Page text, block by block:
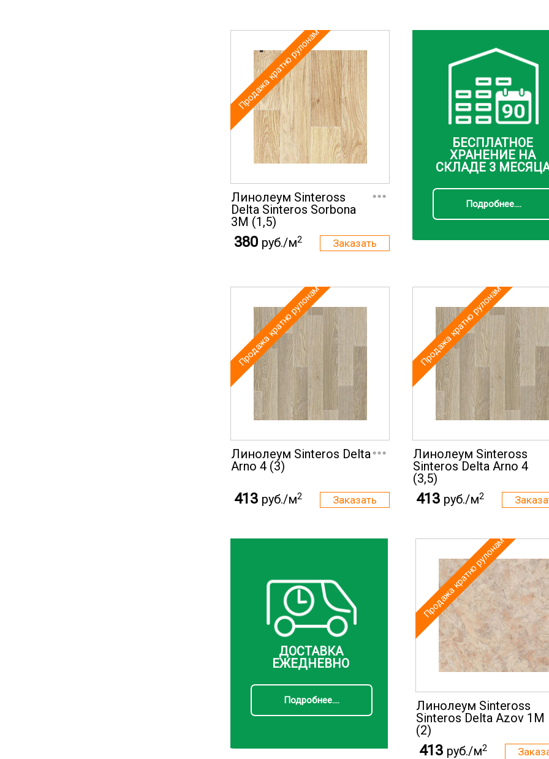
Продажа кратно рулонам
Линолеум Sinteross
Delta Sinteros Sorbona
3M (1,5)
...
380 руб./м2
БЕСПЛАТНОЕ
ХРАНЕНИЕ НА
СКЛАДЕ 3
Подробнее....
Продажа кратно рулонам
Линолеум Sinteros Delta
Arno 4 (3)
...
413 руб./м2
Продажа кратно рулонам
Линолеум Sinteross
Sinteros Delta Arno 4
(3,5)
413 руб./м2
ДОСТАВКА
ЕЖЕДНЕВНО
Подробнее....
Продажа кратно рулонам
Линолеум Sinteross
Sinteros Delta Azov 1M
(2)
413 руб./м2